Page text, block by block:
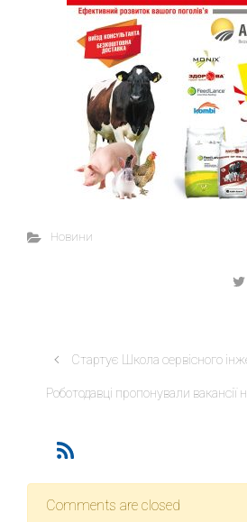
Новини
Стартує Школа сервісного
Роботодавці пропонували
Comments are closed